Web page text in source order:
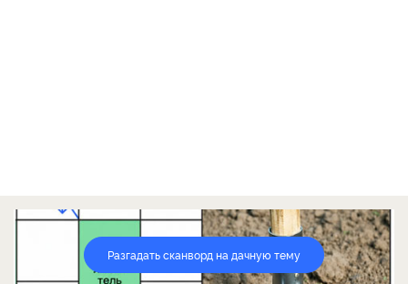
Разгадать сканворд на дачную тему